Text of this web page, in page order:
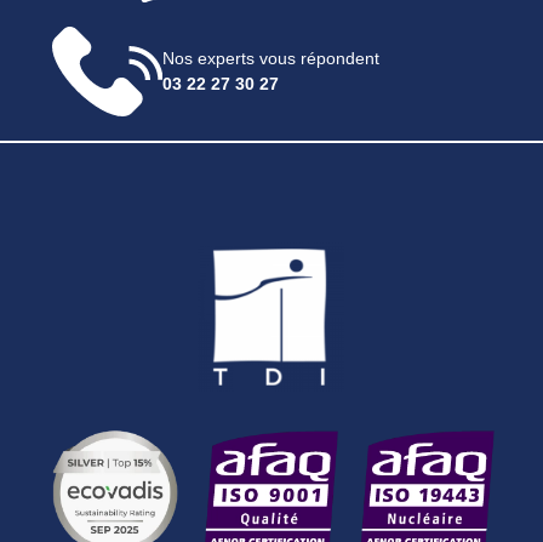
Nos experts vous répondent
03 22 27 30 27